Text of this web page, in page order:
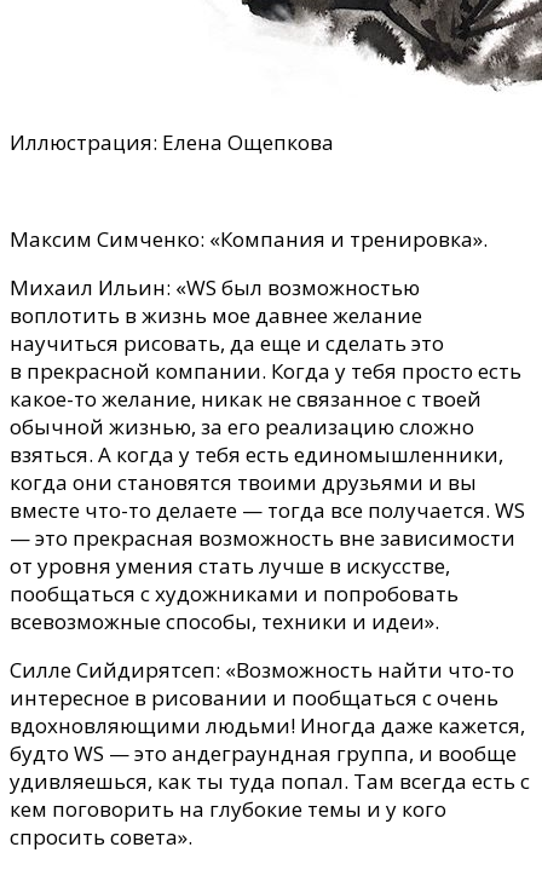
Иллюстрация: Елена Ощепкова
Максим Симченко: «Компания и тренировка».
Михаил Ильин: «WS был возможностью
воплотить в жизнь мое давнее желание
научиться рисовать, да еще и сделать это
в прекрасной компании. Когда у тебя просто есть
какое-то желание, никак не связанное с твоей
обычной жизнью, за его реализацию сложно
взяться. А когда у тебя есть единомышленники,
когда они становятся твоими друзьями и вы
вместе что-то делаете — тогда все получается. WS
— это прекрасная возможность вне зависимости
от уровня умения стать лучше в искусстве,
пообщаться с художниками и попробовать
всевозможные способы, техники и идеи».
Силле Сийдирятсеп: «Возможность найти что-то
интересное в рисовании и пообщаться с очень
вдохновляющими людьми! Иногда даже кажется,
будто WS — это андеграундная группа, и вообще
удивляешься, как ты туда попал. Там всегда есть с
кем поговорить на глубокие темы и у кого
спросить совета».